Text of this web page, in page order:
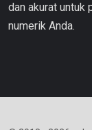
dan akurat untuk
numerik Anda.